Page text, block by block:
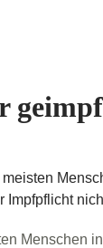
Impfpflicht
Menschen